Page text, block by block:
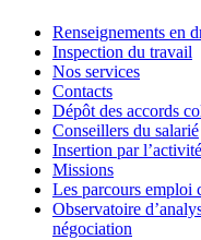
Renseignements en
Inspection du travail
Nos services
Contacts
Dépôt des accords
Conseillers du salarié
Insertion par
Missions
Les parcours emploi
Observatoire
négociation